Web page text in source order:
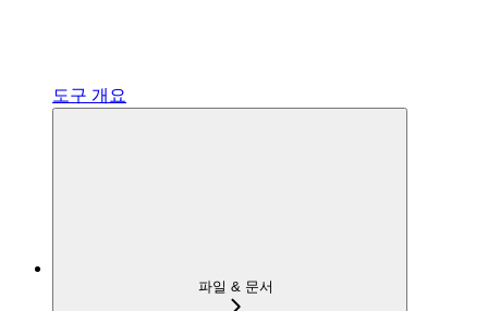
도구 개요
파일 & 문서